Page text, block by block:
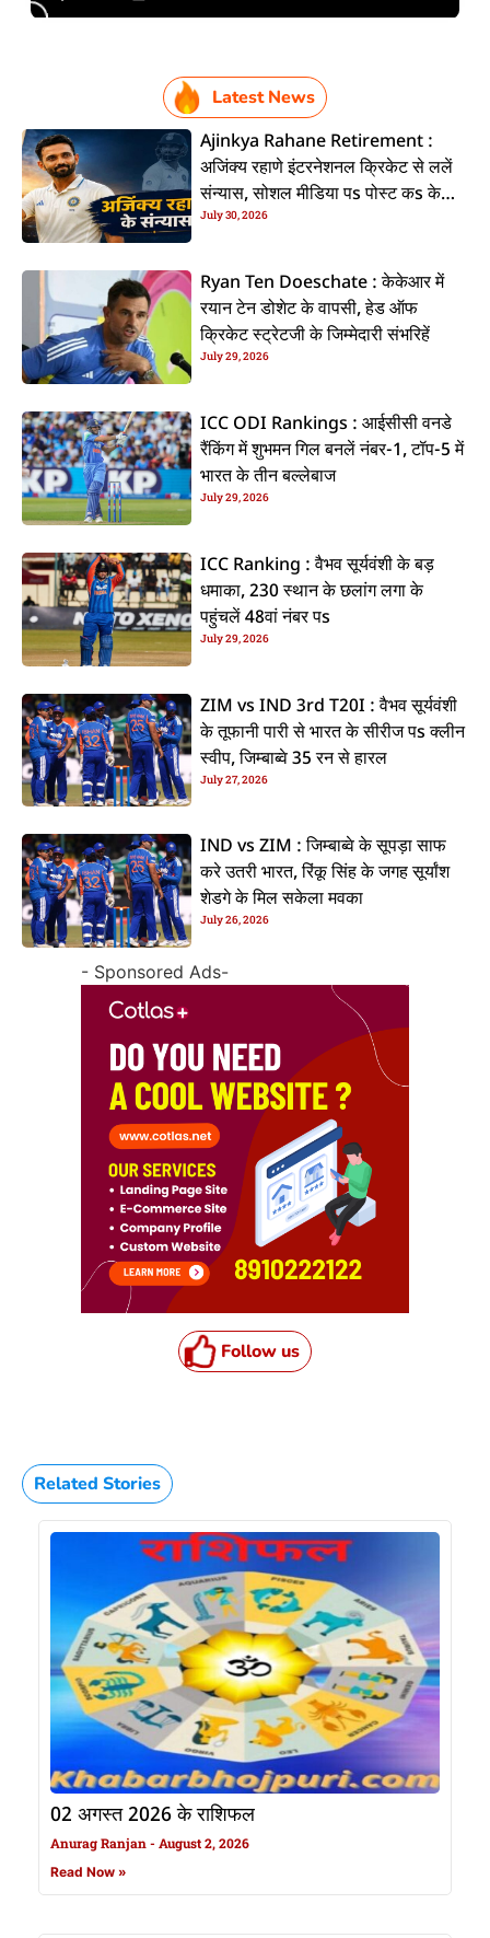
Latest News
Ajinkya Rahane Retirement :
अजिंक्य रहाणे इंटरनेशनल क्रिकेट से ललें
संन्यास, सोशल मीडिया पs पोस्ट कs के
कइलें एलान
July 30, 2026
Ryan Ten Doeschate : केकेआर में
रयान टेन डोशेट के वापसी, हेड ऑफ
क्रिकेट स्ट्रेटजी के जिम्मेदारी संभरिहें
July 29, 2026
ICC ODI Rankings : आईसीसी वनडे
रैंकिंग में शुभमन गिल बनलें नंबर-1, टॉप-5 में
भारत के तीन बल्लेबाज
July 29, 2026
ICC Ranking : वैभव सूर्यवंशी के बड़
धमाका, 230 स्थान के छलांग लगा के
पहुंचलें 48वां नंबर पs
July 29, 2026
ZIM vs IND 3rd T20I : वैभव सूर्यवंशी
के तूफानी पारी से भारत के सीरीज पs क्लीन
स्वीप, जिम्बाब्वे 35 रन से हारल
July 27, 2026
IND vs ZIM : जिम्बाब्वे के सूपड़ा साफ
करे उतरी भारत, रिंकू सिंह के जगह सूर्यांश
शेडगे के मिल सकेला मवका
July 26, 2026
- Sponsored Ads-
Follow us
Related Stories
02 अगस्त 2026 के राशिफल
Anurag Ranjan August 2, 2026
Read Now »